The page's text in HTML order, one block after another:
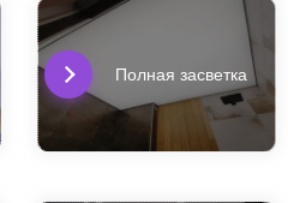
Полная засветка